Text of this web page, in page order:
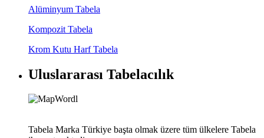
Alüminyum Tabela
Kompozit Tabela
Krom Kutu Harf Tabela
Uluslararası Tabelacılık
Tabela Marka Türkiye başta olmak üzere tüm ülkelere Tabela